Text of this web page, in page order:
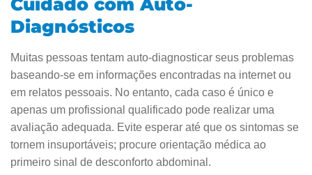
Cuidado com Auto-
Diagnósticos
Muitas pessoas tentam auto-diagnosticar seus problemas
baseando-se em informações encontradas na internet ou
em relatos pessoais. No entanto, cada caso é único e
apenas um profissional qualificado pode realizar uma
avaliação adequada. Evite esperar até que os sintomas se
tornem insuportáveis; procure orientação médica ao
primeiro sinal de desconforto abdominal.